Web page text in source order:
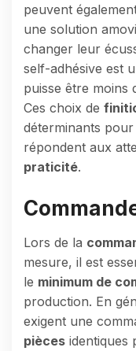
peuvent
une solution
changer leur
self-adhésive est
puisse être moins
Ces choix de
déterminants pour
répondent aux
praticité.
Lors de la
mesure, il est
le minimum de
production. En
exigent une
pièces identiques